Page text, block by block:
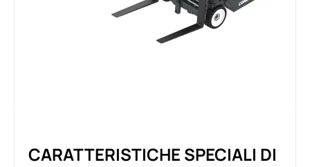
CARATTERISTICHE SPECIALI DI